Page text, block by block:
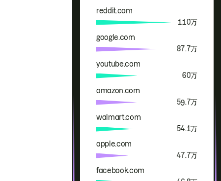
品牌 提及
reddit.com
110万
google.com
87.7万
youtube.com
60万
amazon.com
59.7万
walmart.com
54.1万
apple.com
47.7万
facebook.com